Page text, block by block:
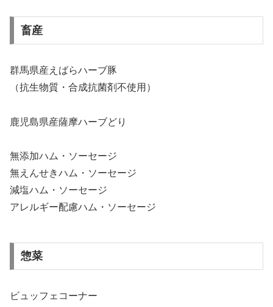
畜産
群馬県産えばらハーブ豚
（抗生物質・合成抗菌剤不使用）
鹿児島県産薩摩ハーブどり
無添加ハム・ソーセージ
無えんせきハム・ソーセージ
減塩ハム・ソーセージ
アレルギー配慮ハム・ソーセージ
惣菜
ビュッフェコーナー